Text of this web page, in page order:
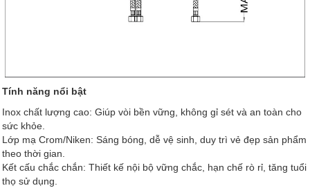
Tính năng nổi bật
Inox chất lượng cao: Giúp vòi bền vững, không gỉ sét và an toàn cho
sức khỏe.
Lớp mạ Crom/Niken: Sáng bóng, dễ vệ sinh, duy trì vẻ đẹp sản phẩm
theo thời gian.
Kết cấu chắc chắn: Thiết kế nội bộ vững chắc, hạn chế rò rỉ, tăng tuổi
thọ sử dụng.